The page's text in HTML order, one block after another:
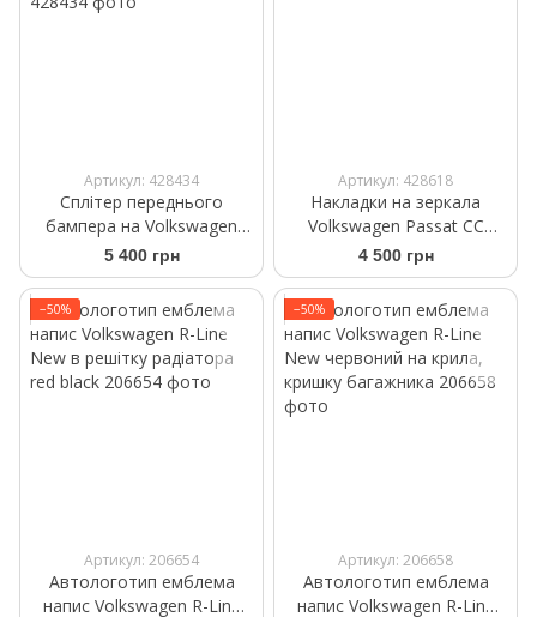
Артикул: 428434
Сплітер переднього
бампера на Volkswagen
Passat CC 2012-2017
5 400 грн
Артикул: 428618
Накладки на зеркала
Volkswagen Passat CC
2012-2017
4 500 грн
−50%
Артикул: 206654
Автологотип емблема
напис Volkswagen R-Line
−50%
Артикул: 206658
Автологотип емблема
напис Volkswagen R-Line